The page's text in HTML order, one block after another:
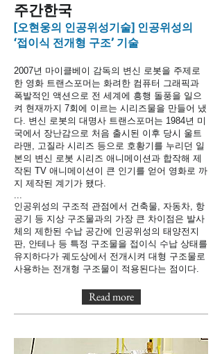
​주간한국
[오현웅의 인공위성기술] 인공위성의
‘접이식 전개형 구조’ 기술
2007년 마이클베이 감독의 변신 로봇을 주제로
한 영화 트랜스포머는 화려한 컴퓨터 그래픽과
폭발적인 액션으로 전 세계에 흥행 돌풍을 일으
켜 현재까지 7회에 이르는 시리즈물을 만들어 냈
다. 변신 로봇의 대명사 트랜스포머는 1984년 미
국에서 장난감으로 처음 출시된 이후 당시 울트
라맨, 고질라 시리즈 등으로 호황기를 누리던 일
본의 변신 로봇 시리즈 애니메이션과 합작해 제
작된 TV 애니메이션이 큰 인기를 얻어 영화로 까
지 제작된 계기가 됐다.
...
인공위성의 구조적 관점에서 건축물, 자동차, 항
공기 등 지상 구조물과의 가장 큰 차이점은 발사
체의 제한된 수납 공간에 인공위성의 태양전지
판, 안테나 등 특정 구조물을 접이식 수납 상태를
유지하다가 궤도상에서 전개시켜 대형 구조물로
사용하는 전개형 구조물이 적용된다는 점이다.
Read more